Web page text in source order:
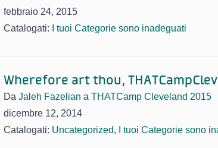
febbraio 24, 2015
Catalogati:
I tuoi Categorie sono inadeguati
Wherefore art thou,
Da Jaleh Fazelian a THATCamp Cleveland 2015
dicembre 12, 2014
Catalogati: Uncategorized, I tuoi Categorie sono